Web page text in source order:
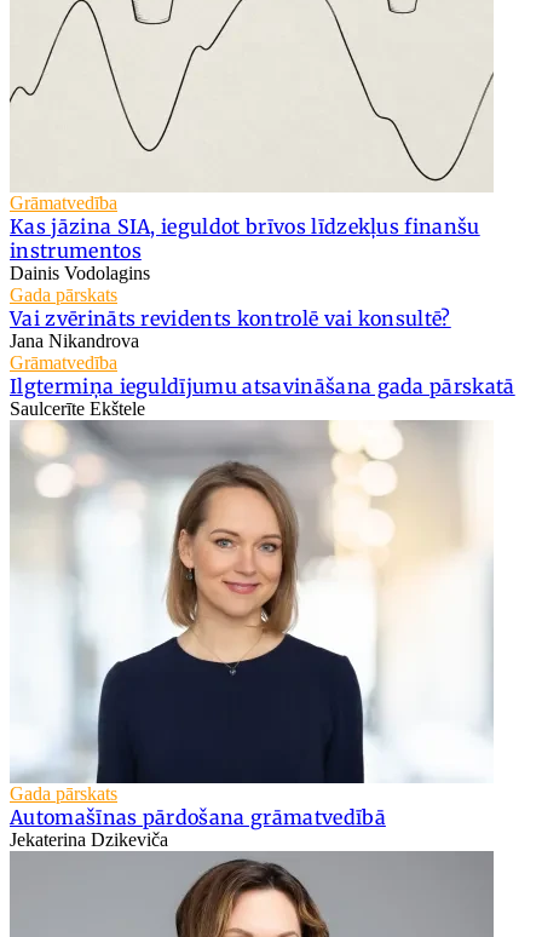
Grāmatvedība
Kas jāzina SIA, ieguldot brīvos līdzekļus finanšu
instrumentos
Dainis Vodolagins
Gada pārskats
Vai zvērināts revidents kontrolē vai konsultē?
Jana Nikandrova
Grāmatvedība
Ilgtermiņa ieguldījumu atsavināšana gada pārskatā
Saulcerīte Ekštele
Gada pārskats
Automašīnas pārdošana grāmatvedībā
Jekaterina Dzikeviča